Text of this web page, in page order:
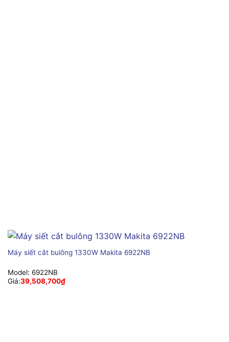
Máy siết cắt bulông 1330W Makita 6922NB
Model: 6922NB
Giá:39,508,700₫